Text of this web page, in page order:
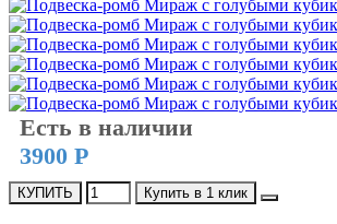
Есть в наличии
3900 Р
КУПИТЬ Купить в 1 клик